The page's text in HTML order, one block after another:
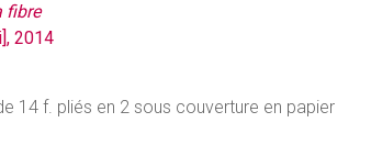
fibre
2014
14 f. pliés en 2 sous couverture en papier